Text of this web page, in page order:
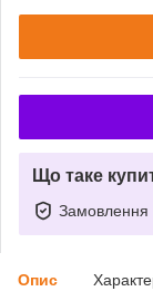
Що таке
Замовлення
Опис